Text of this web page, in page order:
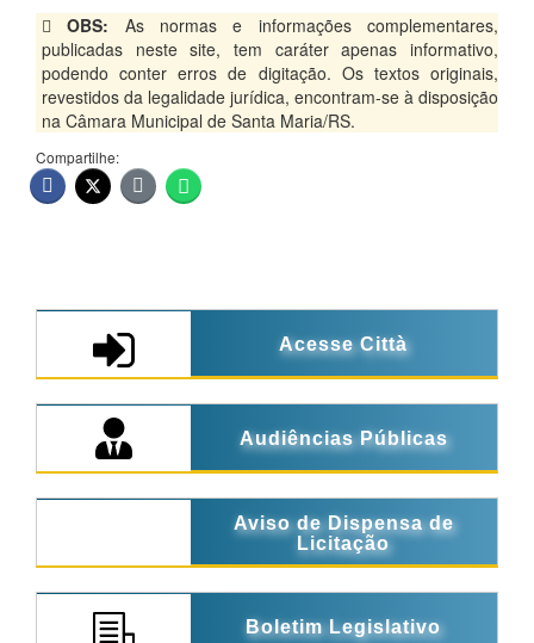
OBS: As normas e informações complementares,
publicadas neste site, tem caráter apenas informativo,
podendo conter erros de digitação. Os textos originais,
revestidos da legalidade jurídica, encontram-se à disposição
na Câmara Municipal de Santa Maria/RS.
Compartilhe:
Acesse Città
Audiências Públicas
Aviso de Dispensa de
Licitação
Boletim Legislativo